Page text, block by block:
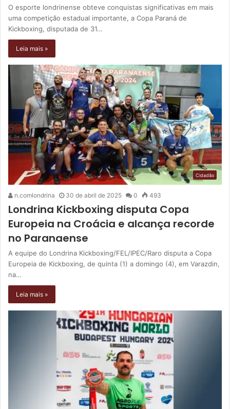
O esporte londrinense obteve conquistas significativas em mais
uma competição estadual importante, a Copa Paraná de
Kickboxing, disputada de 31…
Leia mais »
Cidadão
n.comlondrina 30 de abril de 2025 0 493
Londrina Kickboxing disputa Copa
Europeia na Croácia e alcança recorde
no Paranaense
A equipe do Londrina Kickboxing/FEL/IPEC/Raro disputa a Copa
Europeia de Kickboxing, de quinta (1) a domingo (4), em Varazdin,
na…
Leia mais »